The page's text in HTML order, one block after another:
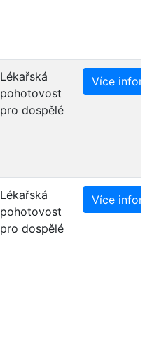
Lékařská
pohotovost
pro dospělé
Více
Lékařská
pohotovost
pro dospělé
Více